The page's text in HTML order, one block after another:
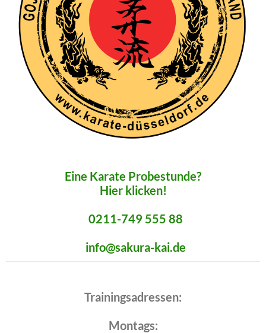
Eine Karate Probestunde?
Hier klicken!
0211-749 555 88
info@sakura-kai.de
Trainingsadressen:
Montags: